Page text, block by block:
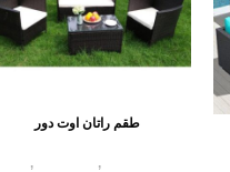
طقم راتان اوت دور
أثاث اوت دور, أطقم راتان,